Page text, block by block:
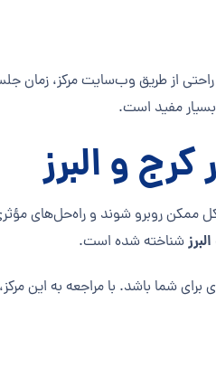
راحتی از طریق وب‌سایت مرکز، زمان
بسیار مفید است.
و البرز
ممکن روبرو شوند و راه‌حل‌های
شناخته شده است.
شما باشد. با مراجعه به این